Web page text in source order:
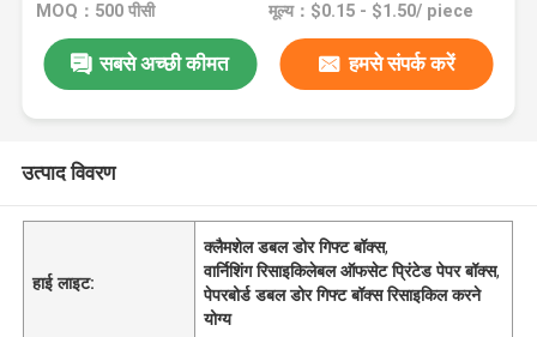
MOQ：500 पीसी मूल्य：$0.15 - $1.50/ piece
सबसे अच्छी कीमत हमसे संपर्क करें
उत्पाद विवरण
हाई लाइट:
क्लैमशेल डबल डोर गिफ्ट बॉक्स,
वार्निशिंग रिसाइकिलेबल ऑफसेट प्रिंटेड पेपर बॉक्स,
पेपरबोर्ड डबल डोर गिफ्ट बॉक्स रिसाइकिल करने
योग्य